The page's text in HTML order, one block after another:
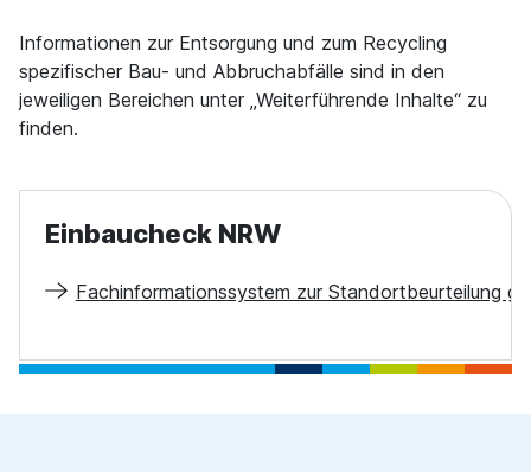
Informationen zur Entsorgung und zum Recycling
spezifischer Bau- und Abbruchabfälle sind in den
jeweiligen Bereichen unter „Weiterführende Inhalte“ zu
finden.
Einbaucheck NRW
Fachinformationssystem zur Standortbeurteilung